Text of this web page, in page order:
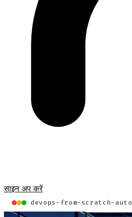
साइन अप करें
devops-from-scratch-